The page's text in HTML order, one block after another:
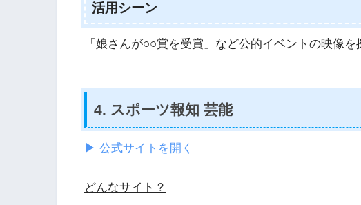
活用シーン
「娘さんが○○賞を受賞」など公的イベントの映像を
4. スポーツ報知 芸能
▶ 公式サイトを開く
どんなサイト？